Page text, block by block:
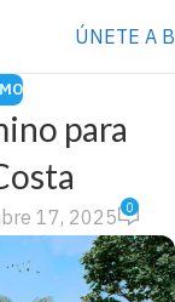
ÚNETE A
para
17, 2025 0